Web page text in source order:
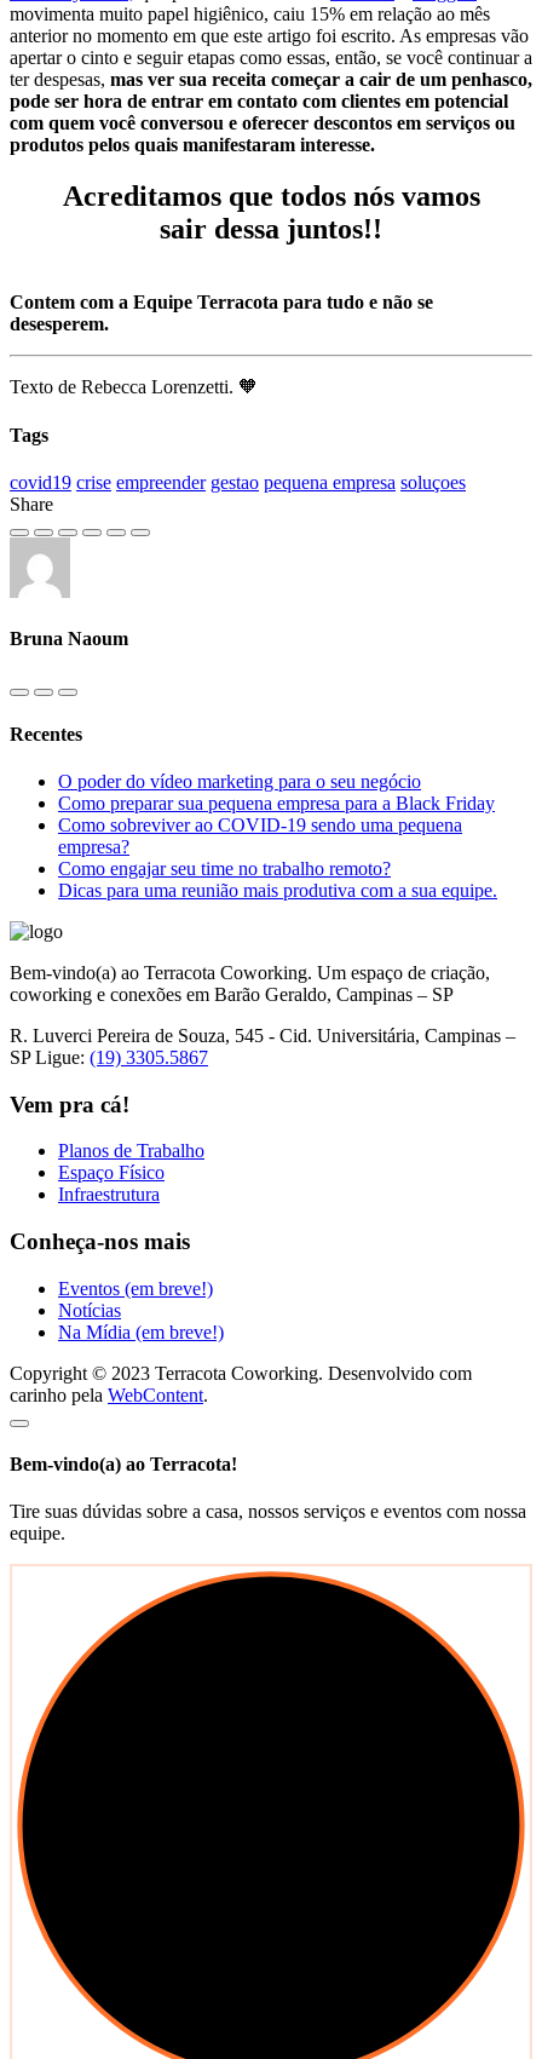
movimenta muito papel higiênico, caiu 15% em relação ao mês
anterior no momento em que este artigo foi escrito. As empresas vão
apertar o cinto e seguir etapas como essas, então, se você continuar a
ter despesas, mas ver sua receita começar a cair de um penhasco,
pode ser hora de entrar em contato com clientes em potencial
com quem você conversou e oferecer descontos em serviços ou
produtos pelos quais manifestaram interesse.
Acreditamos que todos nós vamos
sair dessa juntos!!
Contem com a Equipe Terracota para tudo e não se
desesperem.
Texto de Rebecca Lorenzetti. 🧡
Tags
covid19 crise empreender gestao pequena empresa soluçoes
Share
Bruna Naoum
Recentes
O poder do vídeo marketing para o seu negócio
Como preparar sua pequena empresa para a Black Friday
Como sobreviver ao COVID-19 sendo uma pequena
empresa?
Como engajar seu time no trabalho remoto?
Dicas para uma reunião mais produtiva com a sua equipe.
Bem-vindo(a) ao Terracota Coworking. Um espaço de criação,
coworking e conexões em Barão Geraldo, Campinas – SP
R. Luverci Pereira de Souza, 545 - Cid. Universitária, Campinas –
SP Ligue: (19) 3305.5867
Vem pra cá!
Planos de Trabalho
Espaço Físico
Infraestrutura
Conheça-nos mais
Eventos (em breve!)
Notícias
Na Mídia (em breve!)
Copyright © 2023 Terracota Coworking. Desenvolvido com
carinho pela WebContent.
Bem-vindo(a) ao Terracota!
Tire suas dúvidas sobre a casa, nossos serviços e eventos com nossa
equipe.